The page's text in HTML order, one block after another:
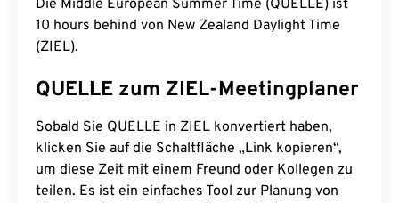
Die Middle European Summer Time (QUELLE) ist
10 hours behind von New Zealand Daylight Time
(ZIEL).
QUELLE zum ZIEL-Meetingplaner
Sobald Sie QUELLE in ZIEL konvertiert haben,
klicken Sie auf die Schaltfläche „Link kopieren“,
um diese Zeit mit einem Freund oder Kollegen zu
teilen. Es ist ein einfaches Tool zur Planung von